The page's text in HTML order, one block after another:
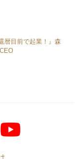
暦目前で起業！』森